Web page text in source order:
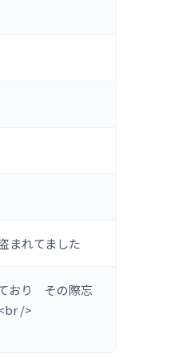
まれてました
おり その際忘
/>